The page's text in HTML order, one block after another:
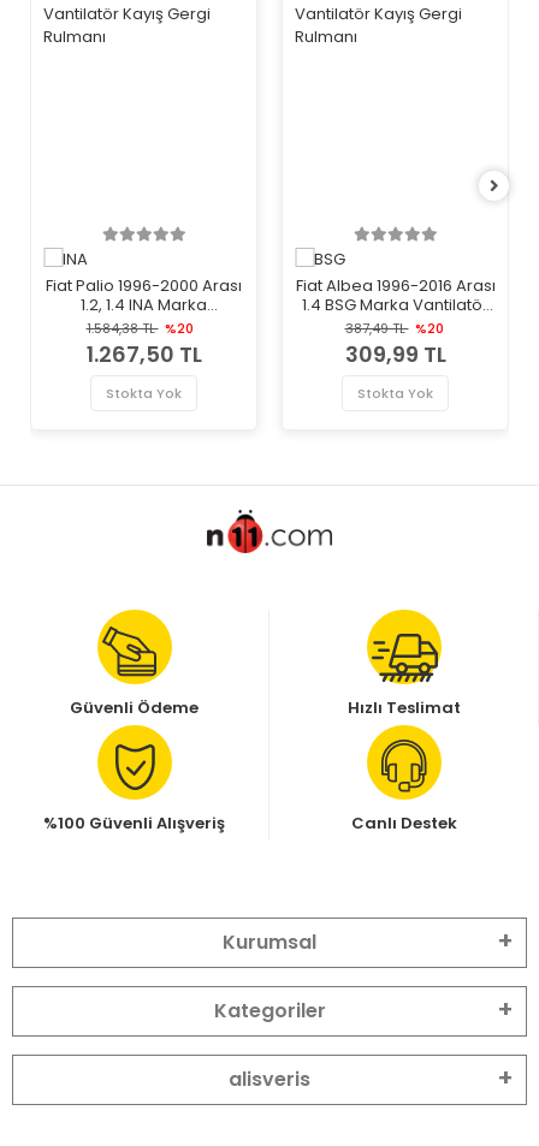
Fiat Palio 1996-2000 Arası
1.2, 1.4 INA Marka
Vantilatör Kayış Gergi
Rulmanı
1.584,38 TL %20
1.267,50 TL
Stokta Yok
Fiat Albea 1996-2016 Arası
1.4 BSG Marka Vantilatör
Kayış Gergi Rulmanı
387,49 TL %20
309,99 TL
Stokta Yok
Güvenli Ödeme Hızlı Teslimat
%100 Güvenli Alışveriş Canlı Destek
Kurumsal
Kategoriler
alisveris